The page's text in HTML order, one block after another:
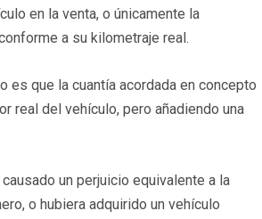
en la venta, o únicamente la
a su kilometraje real.
es que la cuantía acordada en concepto
real del vehículo, pero añadiendo una
un perjuicio equivalente a la
o hubiera adquirido un vehículo